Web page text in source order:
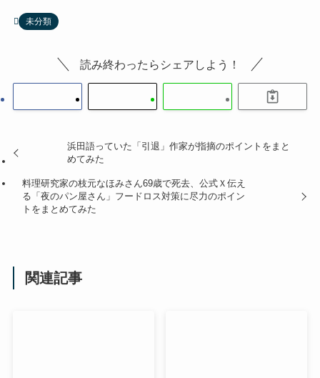
未分類
読み終わったらシェアしよう！
浜田語っていた「引退」作家が指摘のポイントをまと
めてみた
料理研究家の枝元なほみさん69歳で死去、公式Ｘ伝え
る「夜のパン屋さん」フードロス対策に尽力のポイン
トをまとめてみた
関連記事